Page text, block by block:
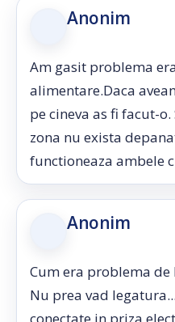
Anonim
Am gasit problema
alimentare.Daca
pe cineva as fi facut-
zona nu exista
functioneaza ambele
Anonim
Cum era problema
Nu prea vad